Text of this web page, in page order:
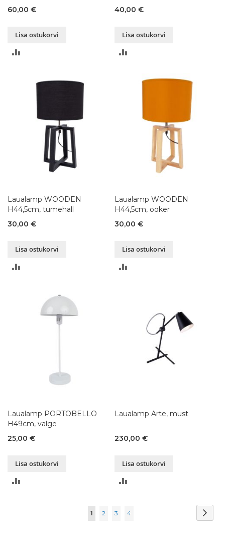
60,00 €
Lisa ostukorvi
40,00 €
Lisa ostukorvi
Laualamp WOODEN
H44,5cm, tumehall
30,00 €
Lisa ostukorvi
Laualamp WOODEN
H44,5cm, ooker
30,00 €
Lisa ostukorvi
Laualamp PORTOBELLO
H49cm, valge
25,00 €
Lisa ostukorvi
Laualamp Arte, must
230,00 €
Lisa ostukorvi
Page
You're
1 Page
2 Page
3 Page
4